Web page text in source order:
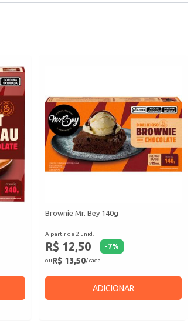
Brownie Mr. Bey 140g
A partir de 2 unid.
R$ 12,50 -7%
ouR$ 13,50/ cada
ADICIONAR